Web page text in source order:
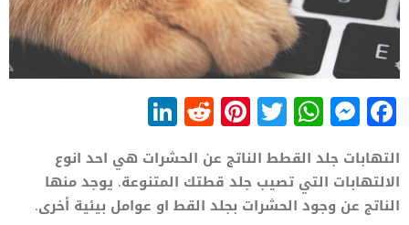
Facebook
Messenger
WhatsApp
Twitter
Pinterest
Reddit
التهابات جلد القطط الناتج عن الحشرات هي احد انوع
الالتهابات التي تصيب جلد قطتك المتنوعة. يوجد منها
الناتج عن وجود الحشرات بجلد القط او عوامل بيئية أخرى.